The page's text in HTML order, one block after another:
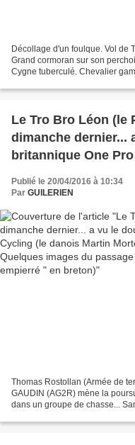
Décollage d'un foulque. Vol de
Grand cormoran sur son
Cygne tuberculé. Chevalier
Le Tro Bro Léon (le
dimanche dernier...
britannique One
Quelques images
Publié le 20/04/2016 à 10:34
Par GUILERIEN
Thomas Rostollan (Armée de
GAUDIN (AG2R) mène la
dans un groupe de chasse... Samuel DUMOULIN (AG2R) Bien seul